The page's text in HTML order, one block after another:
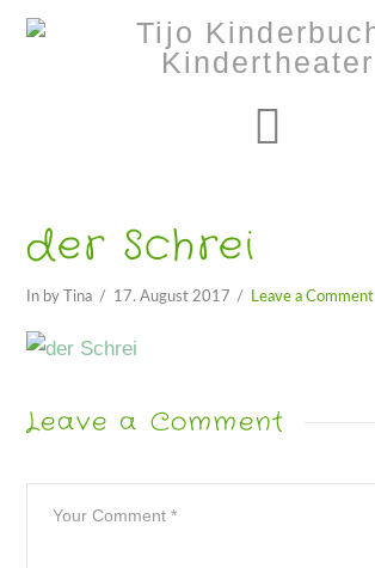
der Schrei
In by Tina 17. August 2017 Leave a Comment
Leave a Comment